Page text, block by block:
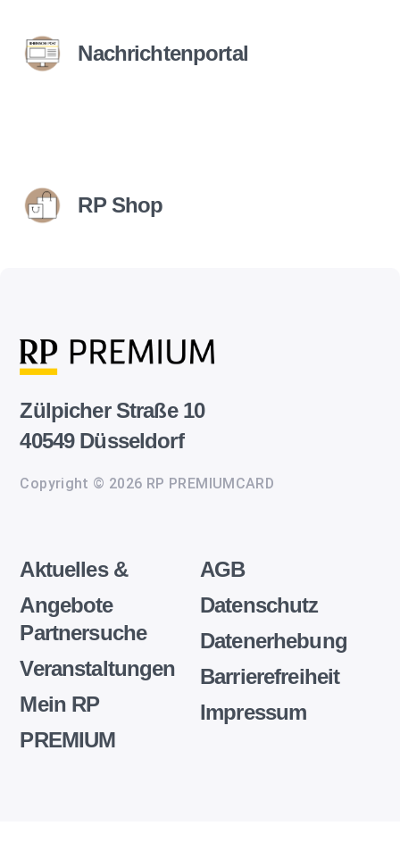
Nachrichtenportal
RP Shop
Zülpicher Straße 10
40549 Düsseldorf
Copyright © 2026 RP PREMIUMCARD
Aktuelles &
Angebote
Partnersuche
Veranstaltungen
Mein RP
PREMIUM
AGB
Datenschutz
Datenerhebung
Barrierefreiheit
Impressum